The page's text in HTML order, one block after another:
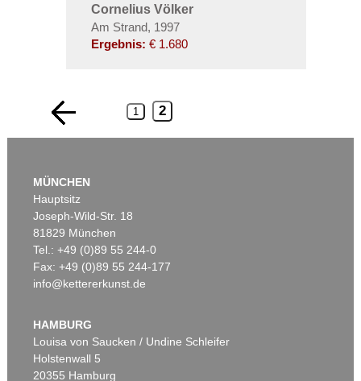
Cornelius Völker
Am Strand, 1997
Ergebnis: € 1.680
1 2
MÜNCHEN
Hauptsitz
Joseph-Wild-Str. 18
81829 München
Tel.: +49 (0)89 55 244-0
Fax: +49 (0)89 55 244-177
info@kettererkunst.de
HAMBURG
Louisa von Saucken / Undine Schleifer
Holstenwall 5
20355 Hamburg